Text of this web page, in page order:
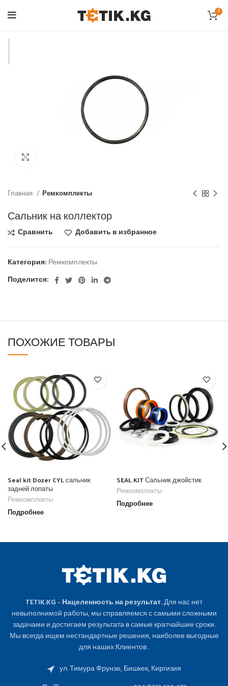
0
Главная Ремкомплекты
Сальник на коллектор
Сравнить Добавить в избранное
Категория: Ремкомплекты
Поделится:
ПОХОЖИЕ ТОВАРЫ
Seal kit Dozer CYL сальник
задней лопаты
Ремкомплекты
Подробнее
SEAL KIT Сальник джойстик
Ремкомплекты
Подробнее
TETIK.KG - Нацеленность на результат.Для нас нет
невыполнимой работы, мы справляемся с самыми сложными
задачами и достигаем результата в самые кратчайшие сроки.
Мы всегда ищем нестандартные решения, наиболее выгодные
для наших Клиентов .
ул. Тимура Фрунзе, Бишкек, Киргизия